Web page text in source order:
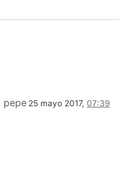
pepe 25 mayo 2017, 07:39